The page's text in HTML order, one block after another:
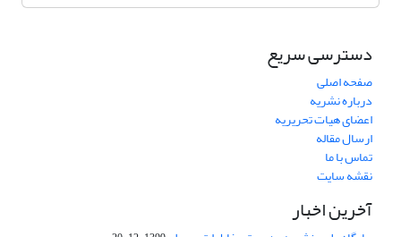
دسترسی سریع
صفحه اصلی
درباره نشریه
اعضای هیات تحریریه
ارسال مقاله
تماس با ما
نقشه سایت
آخرین اخبار